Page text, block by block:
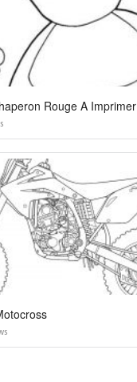
Rouge A Imprimer